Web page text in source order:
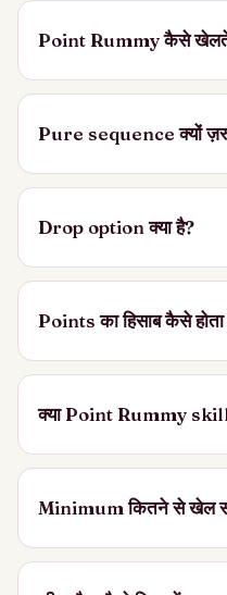
Point Rummy कैसे
Pure sequence क्यों
Drop option क्या है?
Points का हिसाब कैसे
क्या Point Rummy
Minimum कितने से खेल